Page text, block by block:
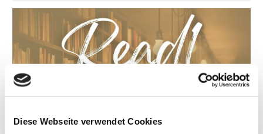
Diese Webseite verwendet Cookies